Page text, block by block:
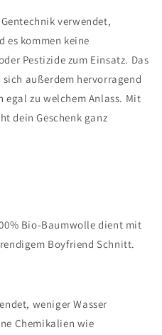
verwendet,
es kommen keine
Pestizide zum Einsatz. Das
außerdem hervorragend
egal zu welchem Anlass. Mit
dein Geschenk ganz
Bio-Baumwolle dient mit
Boyfriend Schnitt.
weniger Wasser
Chemikalien wie